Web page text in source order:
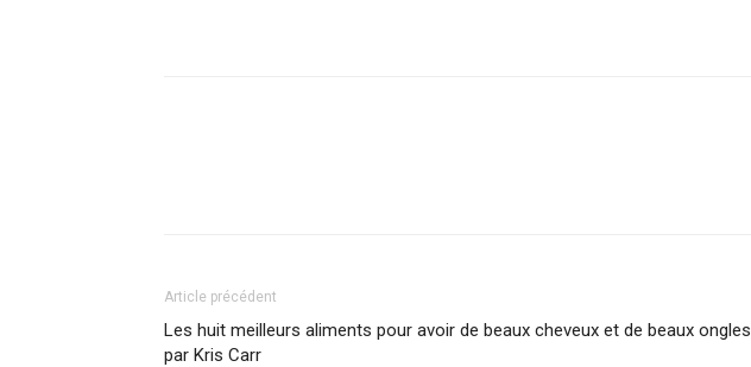
Article précédent
Les huit meilleurs aliments pour avoir de beaux cheveux et de beaux ongles
par Kris Carr